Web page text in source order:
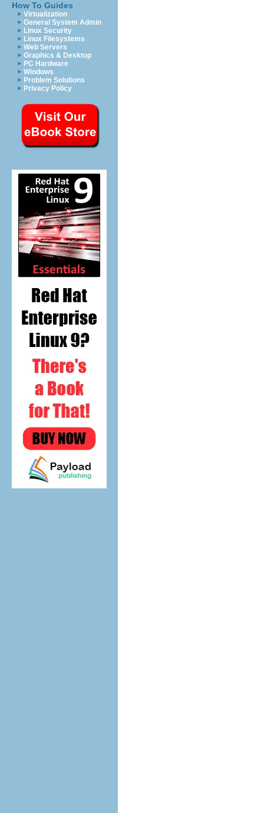
How To Guides
Virtualization
General System Admin
Linux Security
Linux Filesystems
Web Servers
Graphics & Desktop
PC Hardware
Windows
Problem Solutions
Privacy Policy